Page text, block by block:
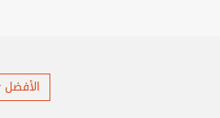
الأفضل